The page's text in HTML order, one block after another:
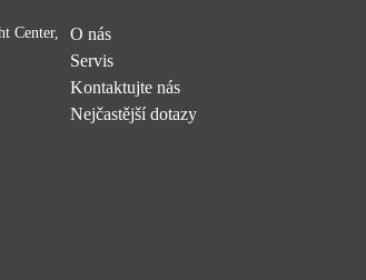
Center,
O nás
Servis
Kontaktujte nás
Nejčastější dotazy